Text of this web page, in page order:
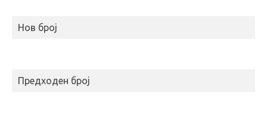
Нов број
Предходен број